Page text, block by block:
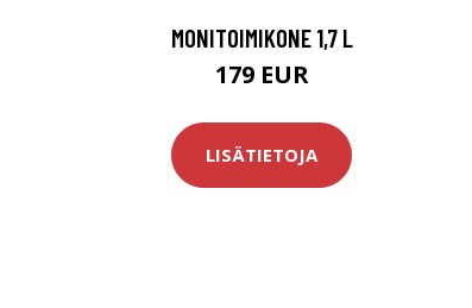
MONITOIMIKONE 1,7 L
179 EUR
LISÄTIETOJA